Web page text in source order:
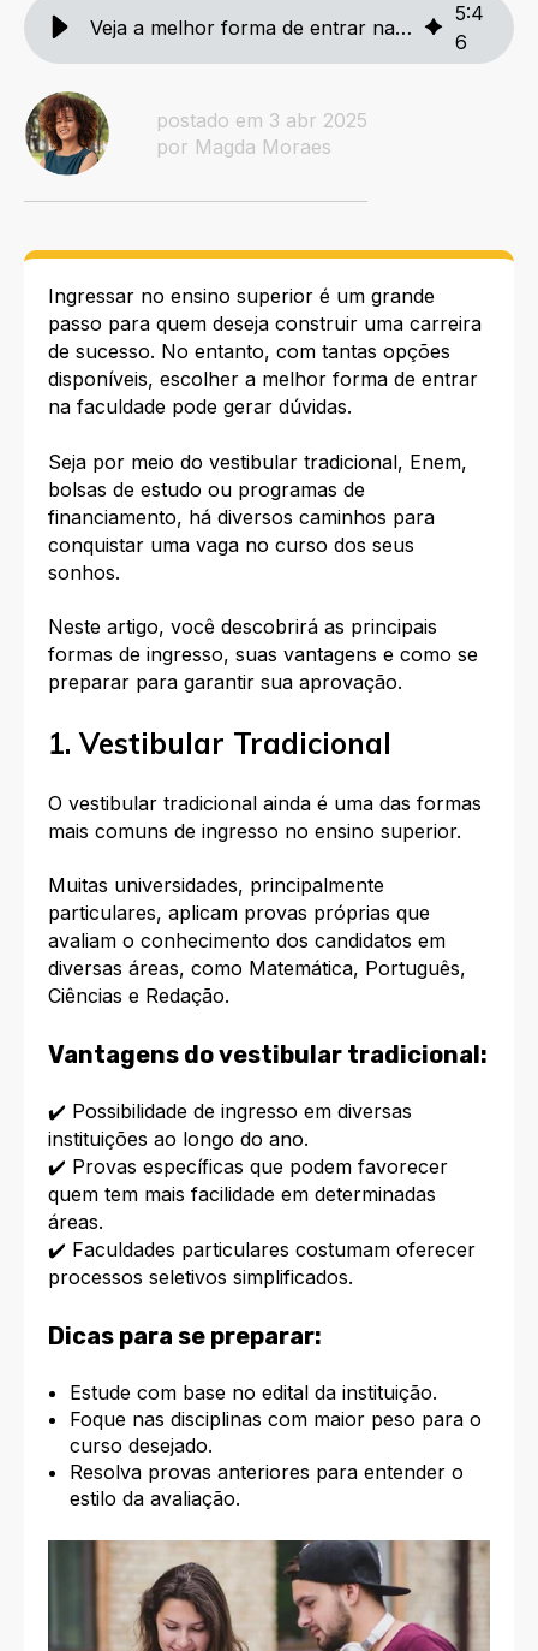
Veja a melhor forma de entrar na faculdade - Unit
5:4
6
postado em 3 abr 2025
por Magda Moraes
Ingressar no ensino superior é um grande
passo para quem deseja construir uma carreira
de sucesso. No entanto, com tantas opções
disponíveis, escolher a melhor forma de entrar
na faculdade pode gerar dúvidas.
Seja por meio do vestibular tradicional, Enem,
bolsas de estudo ou programas de
financiamento, há diversos caminhos para
conquistar uma vaga no curso dos seus
sonhos.
Neste artigo, você descobrirá as principais
formas de ingresso, suas vantagens e como se
preparar para garantir sua aprovação.
1. Vestibular Tradicional
O vestibular tradicional ainda é uma das formas
mais comuns de ingresso no ensino superior.
Muitas universidades, principalmente
particulares, aplicam provas próprias que
avaliam o conhecimento dos candidatos em
diversas áreas, como Matemática, Português,
Ciências e Redação.
Vantagens do vestibular tradicional:
✔️ Possibilidade de ingresso em diversas
instituições ao longo do ano.
✔️ Provas específicas que podem favorecer
quem tem mais facilidade em determinadas
áreas.
✔️ Faculdades particulares costumam oferecer
processos seletivos simplificados.
Dicas para se preparar:
Estude com base no edital da instituição.
Foque nas disciplinas com maior peso para o
curso desejado.
Resolva provas anteriores para entender o
estilo da avaliação.